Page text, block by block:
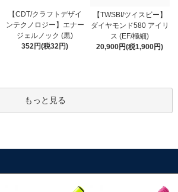
【CDT/クラフトデザイ
ンテクノロジー】エナー
ジェルノック (黒)
352円(税32円)
【TWSBI/ツイスビー】
ダイヤモンド580 アイリ
ス (EF/極細)
20,900円(税1,900円)
もっと見る